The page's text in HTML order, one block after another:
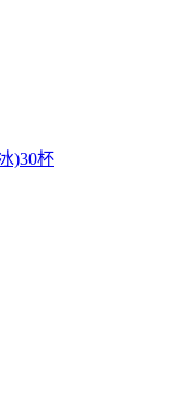
)30杯